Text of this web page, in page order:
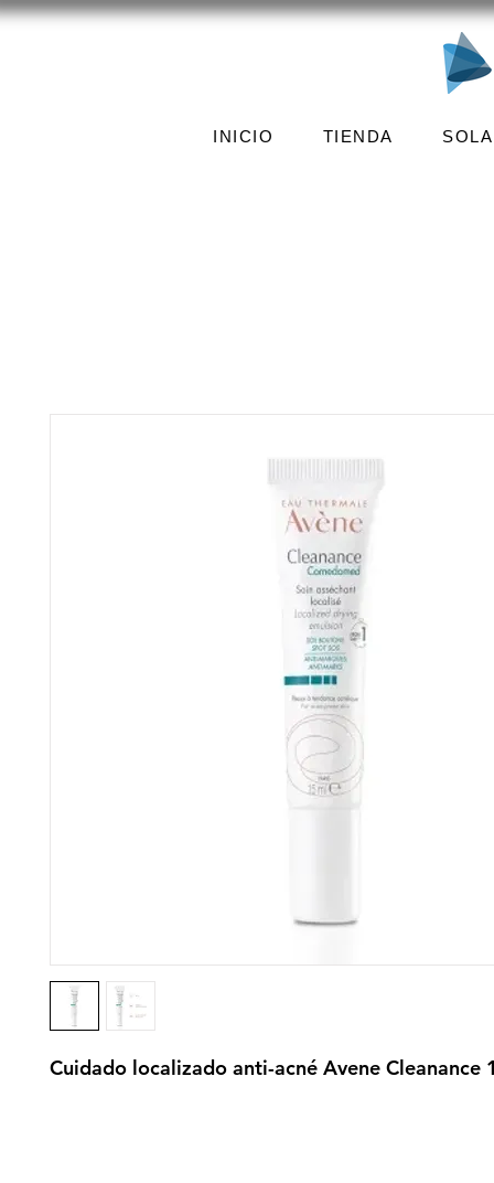
INICIO TIENDA
Cuidado localizado anti-acné Avene Cleanance